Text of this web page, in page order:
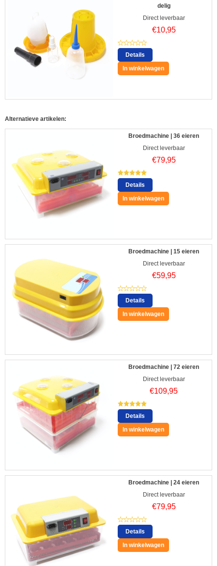
delig
Direct leverbaar
€10,95
Details
In winkelwagen
Alternatieve artikelen:
Broedmachine | 36 eieren
Direct leverbaar
€79,95
Details
In winkelwagen
Broedmachine | 15 eieren
Direct leverbaar
€59,95
Details
In winkelwagen
Broedmachine | 72 eieren
Direct leverbaar
€109,95
Details
In winkelwagen
Broedmachine | 24 eieren
Direct leverbaar
€79,95
Details
In winkelwagen